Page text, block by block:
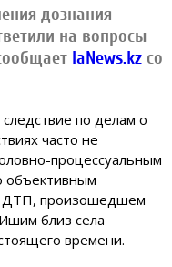
дознания
на вопросы
IaNews.kz со
по делам о
часто не
процессуальным
объективным
ДТП, произошедшем
близ села
времени.